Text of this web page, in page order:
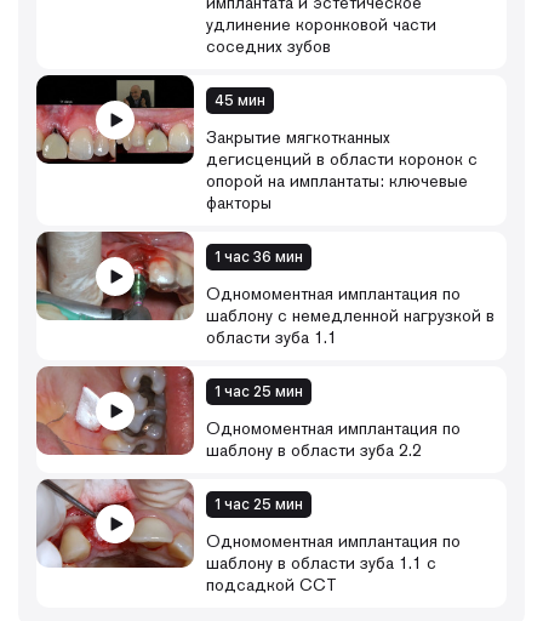
удлинение коронковой части
соседних зубов
45 мин
Закрытие мягкотканных
дегисценций в области коронок с
опорой на имплантаты: ключевые
факторы
1 час 36 мин
Одномоментная имплантация по
шаблону с немедленной нагрузкой в
области зуба 1.1
1 час 25 мин
Одномоментная имплантация по
шаблону в области зуба 2.2
1 час 25 мин
Одномоментная имплантация по
шаблону в области зуба 1.1 с
подсадкой ССТ